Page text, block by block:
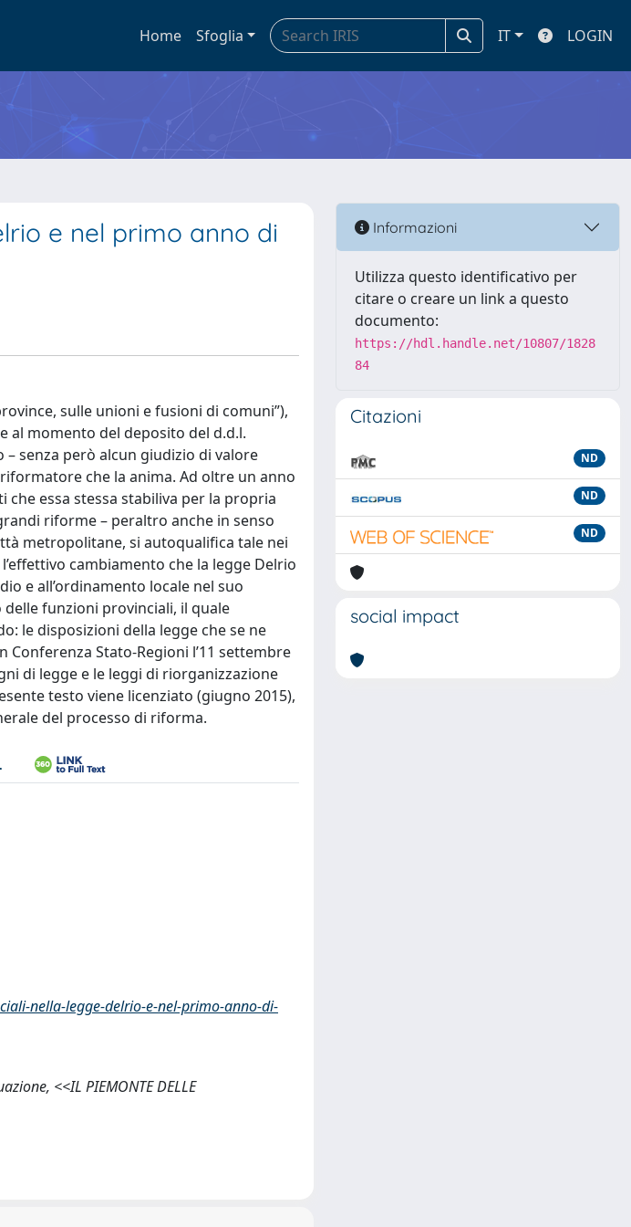
Home Sfoglia IT LOGIN
e nel primo anno di
sulle unioni e fusioni di comuni”),
al momento del deposito del d.d.l.
senza però alcun giudizio di valore
che la anima. Ad oltre un anno
essa stessa stabiliva per la propria
riforme – peraltro anche in senso
metropolitane, si autoqualifica tale nei
cambiamento che la legge Delrio
e all’ordinamento locale nel suo
funzioni provinciali, il quale
le disposizioni della legge che se ne
Stato-Regioni l’11 settembre
di legge e le leggi di riorganizzazione
testo viene licenziato (giugno 2015),
del processo di riforma.
nella-legge-delrio-e-nel-primo-anno-di-
<<IL PIEMONTE DELLE
Informazioni
Utilizza questo identificativo per
citare o creare un link a questo
documento:
https://hdl.handle.net/10807/1828
84
Citazioni
ND
ND
ND
social impact